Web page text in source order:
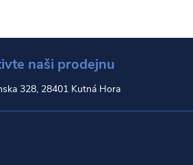
naši prodejnu
328, 28401 Kutná Hora